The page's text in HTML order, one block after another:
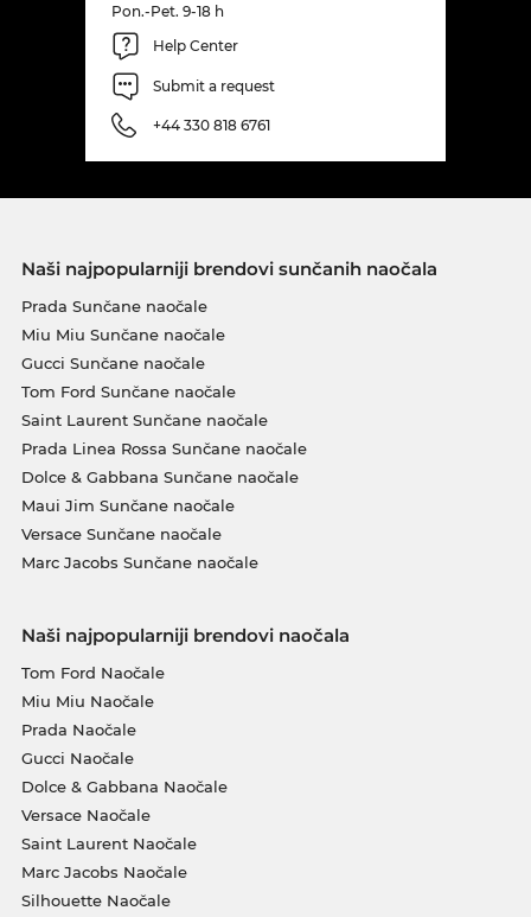
Pon.-Pet. 9-18 h
Help Center
Submit a request
+44 330 818 6761
Naši najpopularniji brendovi sunčanih naočala
Prada Sunčane naočale
Miu Miu Sunčane naočale
Gucci Sunčane naočale
Tom Ford Sunčane naočale
Saint Laurent Sunčane naočale
Prada Linea Rossa Sunčane naočale
Dolce & Gabbana Sunčane naočale
Maui Jim Sunčane naočale
Versace Sunčane naočale
Marc Jacobs Sunčane naočale
Naši najpopularniji brendovi naočala
Tom Ford Naočale
Miu Miu Naočale
Prada Naočale
Gucci Naočale
Dolce & Gabbana Naočale
Versace Naočale
Saint Laurent Naočale
Marc Jacobs Naočale
Silhouette Naočale